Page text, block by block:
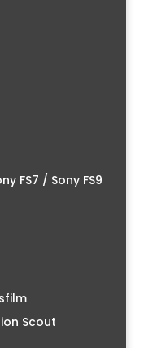
FS7 / Sony FS9
Scout